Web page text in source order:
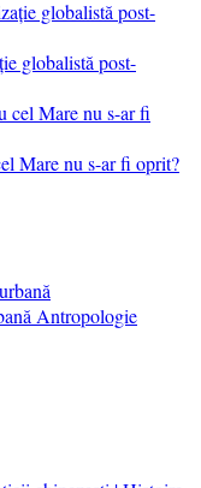
globalistă post-
Mare nu s-ar fi oprit?
Antropologie